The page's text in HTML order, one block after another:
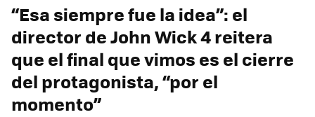
“Esa siempre fue la idea”: el
director de John Wick 4 reitera
que el final que vimos es el cierre
del protagonista, “por el
momento”